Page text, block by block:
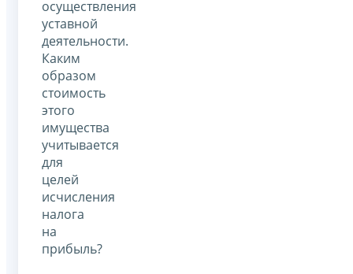
осуществления
уставной
деятельности.
Каким
образом
стоимость
этого
имущества
учитывается
для
целей
исчисления
налога
на
прибыль?